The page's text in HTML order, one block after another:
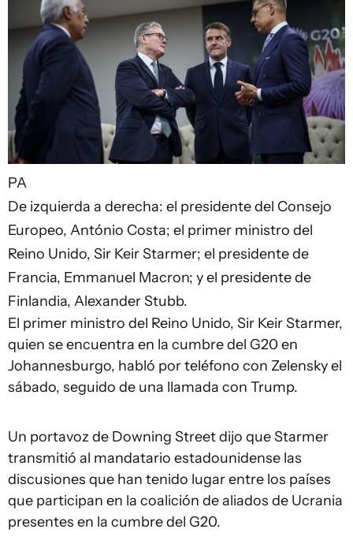
PA
De izquierda a derecha: el presidente del Consejo
Europeo, António Costa; el primer ministro del
Reino Unido, Sir Keir Starmer; el presidente de
Francia, Emmanuel Macron; y el presidente de
Finlandia, Alexander Stubb.
El primer ministro del Reino Unido, Sir Keir Starmer,
quien se encuentra en la cumbre del G20 en
Johannesburgo, habló por teléfono con Zelensky el
sábado, seguido de una llamada con Trump.
Un portavoz de Downing Street dijo que Starmer
transmitió al mandatario estadounidense las
discusiones que han tenido lugar entre los países
que participan en la coalición de aliados de Ucrania
presentes en la cumbre del G20.